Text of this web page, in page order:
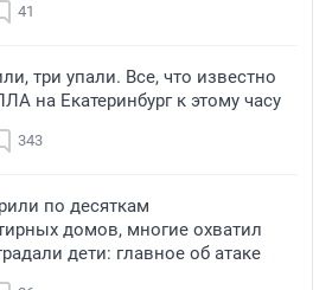
41
три упали. Все, что известно
на Екатеринбург к этому часу
343
по десяткам
домов, многие охватил
дети: главное об атаке